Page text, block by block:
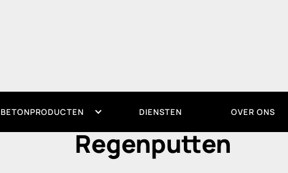
BETONPRODUCTEN DIENSTEN OVER ONS
Onze betonproducten
Regenputten